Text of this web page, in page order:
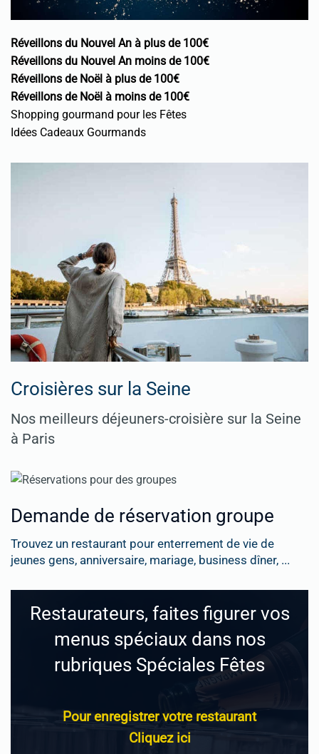
Réveillons du Nouvel An à plus de 100€
Réveillons du Nouvel An moins de 100€
Réveillons de Noël à plus de 100€
Réveillons de Noël à moins de 100€
Shopping gourmand pour les Fêtes
Idées Cadeaux Gourmands
Croisières sur la Seine
Nos meilleurs déjeuners-croisière sur la Seine
à Paris
Demande de réservation groupe
Trouvez un restaurant pour enterrement de vie de
jeunes gens, anniversaire, mariage, business dîner, ...
Restaurateurs, faites figurer vos
menus spéciaux dans nos
rubriques Spéciales Fêtes
Pour enregistrer votre restaurant
Cliquez ici